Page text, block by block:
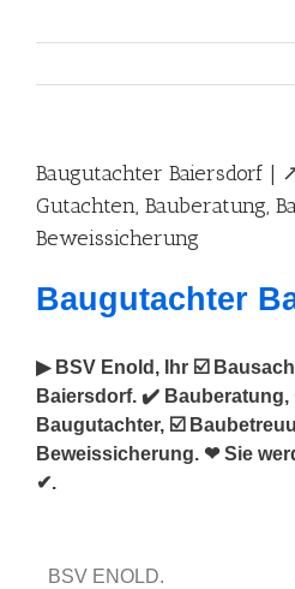
Baugutachter Baiersdorf |
Gutachten, Bauberatung,
Beweissicherung
Baugutachter
▶︎ BSV Enold, Ihr ☑️
Baiersdorf. ✔️
Baugutachter, ☑️
Beweissicherung. ❤ Sie
✔.
BSV ENOLD.